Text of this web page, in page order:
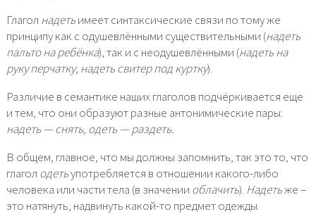
Глагол надетьимеет синтаксические связи по тому же
принципу как с одушевлёнными существительными (надеть
пальто на ребёнка), так и с неодушевлёнными (надеть на
руку перчатку, надеть свитер под куртку).
Различие в семантике наших глаголов подчёркивается еще
и тем, что они образуют разные антонимические пары:
надеть — снять, одеть — раздеть.
В общем, главное, что мы должны запомнить, так это то, что
глагол одетьупотребляется в отношении какого-либо
человека или части тела (в значении облачить). Надетьже –
это натянуть, надвинуть какой-то предмет одежды.